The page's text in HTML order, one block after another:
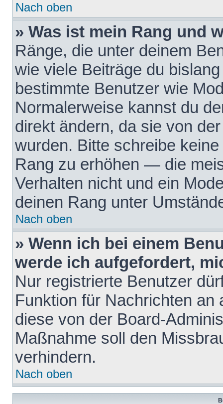
Nach oben
» Was ist mein Rang und
Ränge, die unter deinem
wie viele Beiträge du
bestimmte Benutzer wie
Normalerweise kannst du
direkt ändern, da sie von
wurden. Bitte schreibe
Rang zu erhöhen — die
Verhalten nicht und ein
deinen Rang unter
Nach oben
» Wenn ich bei einem
werde ich aufgefordert,
Nur registrierte Benutzer
Funktion für Nachrichten
diese von der Board-
Maßnahme soll den
verhindern.
Nach oben